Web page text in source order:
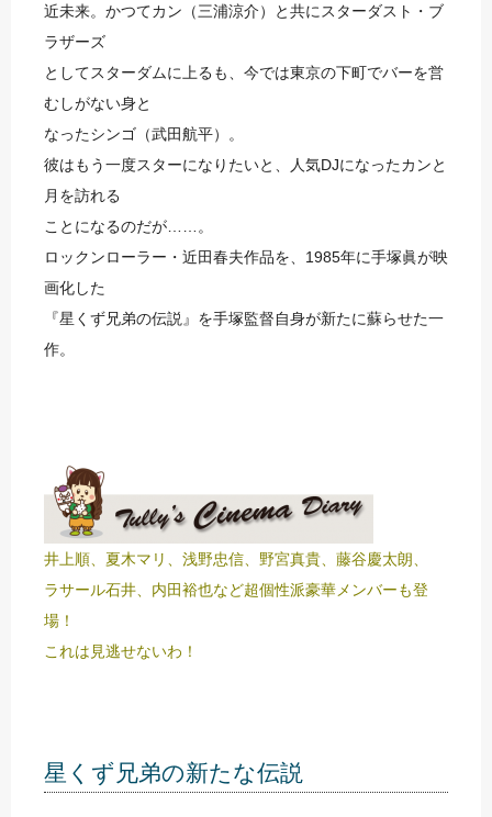
近未来。かつてカン（三浦涼介）と共にスターダスト・ブ
ラザーズ
としてスターダムに上るも、今では東京の下町でバーを営
むしがない身と
なったシンゴ（武田航平）。
彼はもう一度スターになりたいと、人気DJになったカンと
月を訪れる
ことになるのだが……。
ロックンローラー・近田春夫作品を、1985年に手塚眞が映
画化した
『星くず兄弟の伝説』を手塚監督自身が新たに蘇らせた一
作。
井上順、夏木マリ、浅野忠信、野宮真貴、藤谷慶太朗、
ラサール石井、内田裕也など超個性派豪華メンバーも登
場！
これは見逃せないわ！
星くず兄弟の新たな伝説